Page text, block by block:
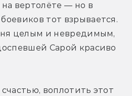
вертолёте — но в
тот взрывается.
целым и невредимым,
Сарой красиво
воплотить этот